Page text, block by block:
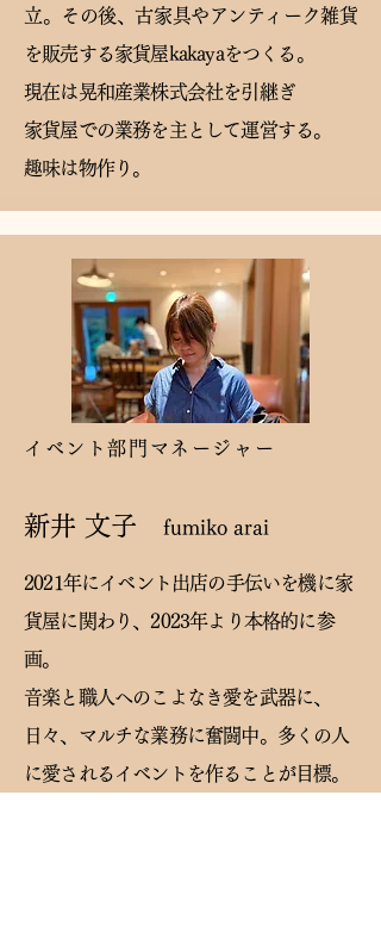
立。その後、古家具やアンティーク雑貨
を販売する家貨屋kakayaをつくる。
現在は晃和産業株式会社を引継ぎ
家貨屋での業務を主として運営する。
趣味は物作り。
イベント部門マネージャー
新井 文子 fumiko arai
2021年にイベント出店の手伝いを機に家
貨屋に関わり、2023年より本格的に参
画。
音楽と職人へのこよなき愛を武器に、
日々、マルチな業務に奮闘中。多くの人
に愛されるイベントを作ることが目標。